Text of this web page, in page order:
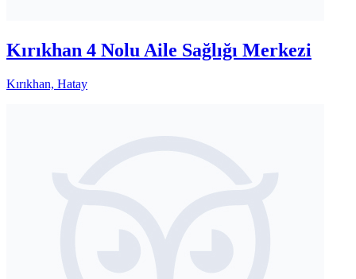
Kırıkhan 4 Nolu Aile Sağlığı Merkezi
Kırıkhan, Hatay